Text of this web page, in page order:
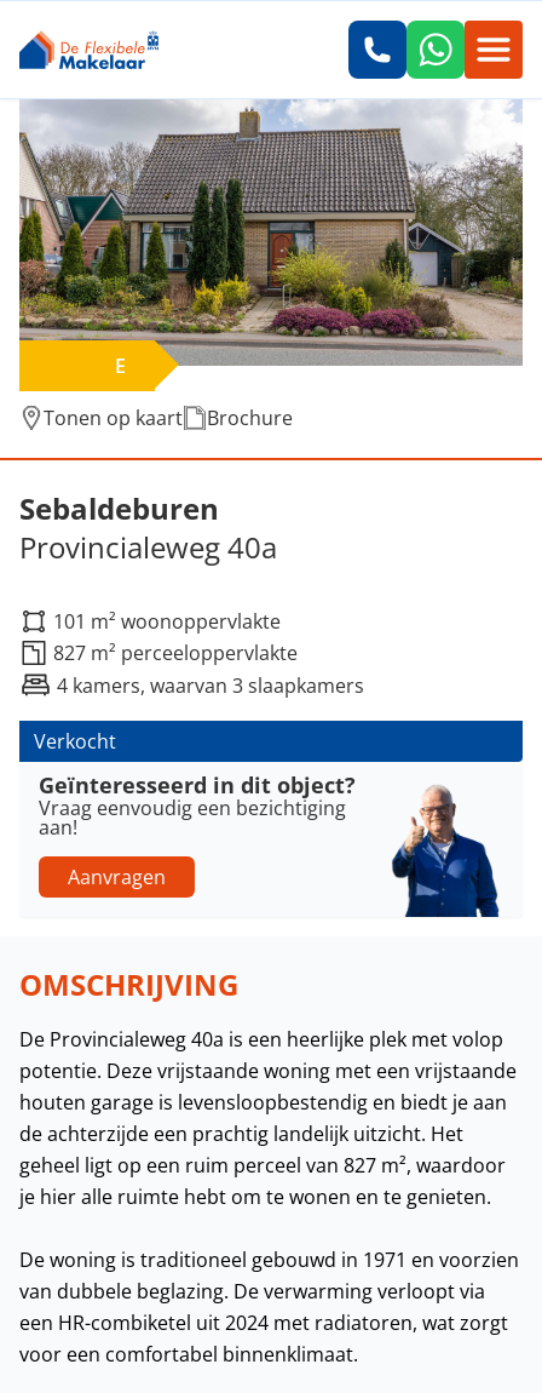
E
Tonen op kaart
Brochure
Sebaldeburen
Provincialeweg 40a
101 m² woonoppervlakte
827 m² perceeloppervlakte
4 kamers, waarvan 3 slaapkamers
Verkocht
Geïnteresseerd in dit object?
Vraag eenvoudig een bezichtiging
aan!
Aanvragen
OMSCHRIJVING
De Provincialeweg 40a is een heerlijke plek met volop
potentie. Deze vrijstaande woning met een vrijstaande
houten garage is levensloopbestendig en biedt je aan
de achterzijde een prachtig landelijk uitzicht. Het
geheel ligt op een ruim perceel van 827 m², waardoor
je hier alle ruimte hebt om te wonen en te genieten.
De woning is traditioneel gebouwd in 1971 en voorzien
van dubbele beglazing. De verwarming verloopt via
een HR-combiketel uit 2024 met radiatoren, wat zorgt
voor een comfortabel binnenklimaat.